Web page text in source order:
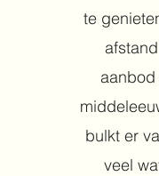
te
aanbod
bulkt er
veel